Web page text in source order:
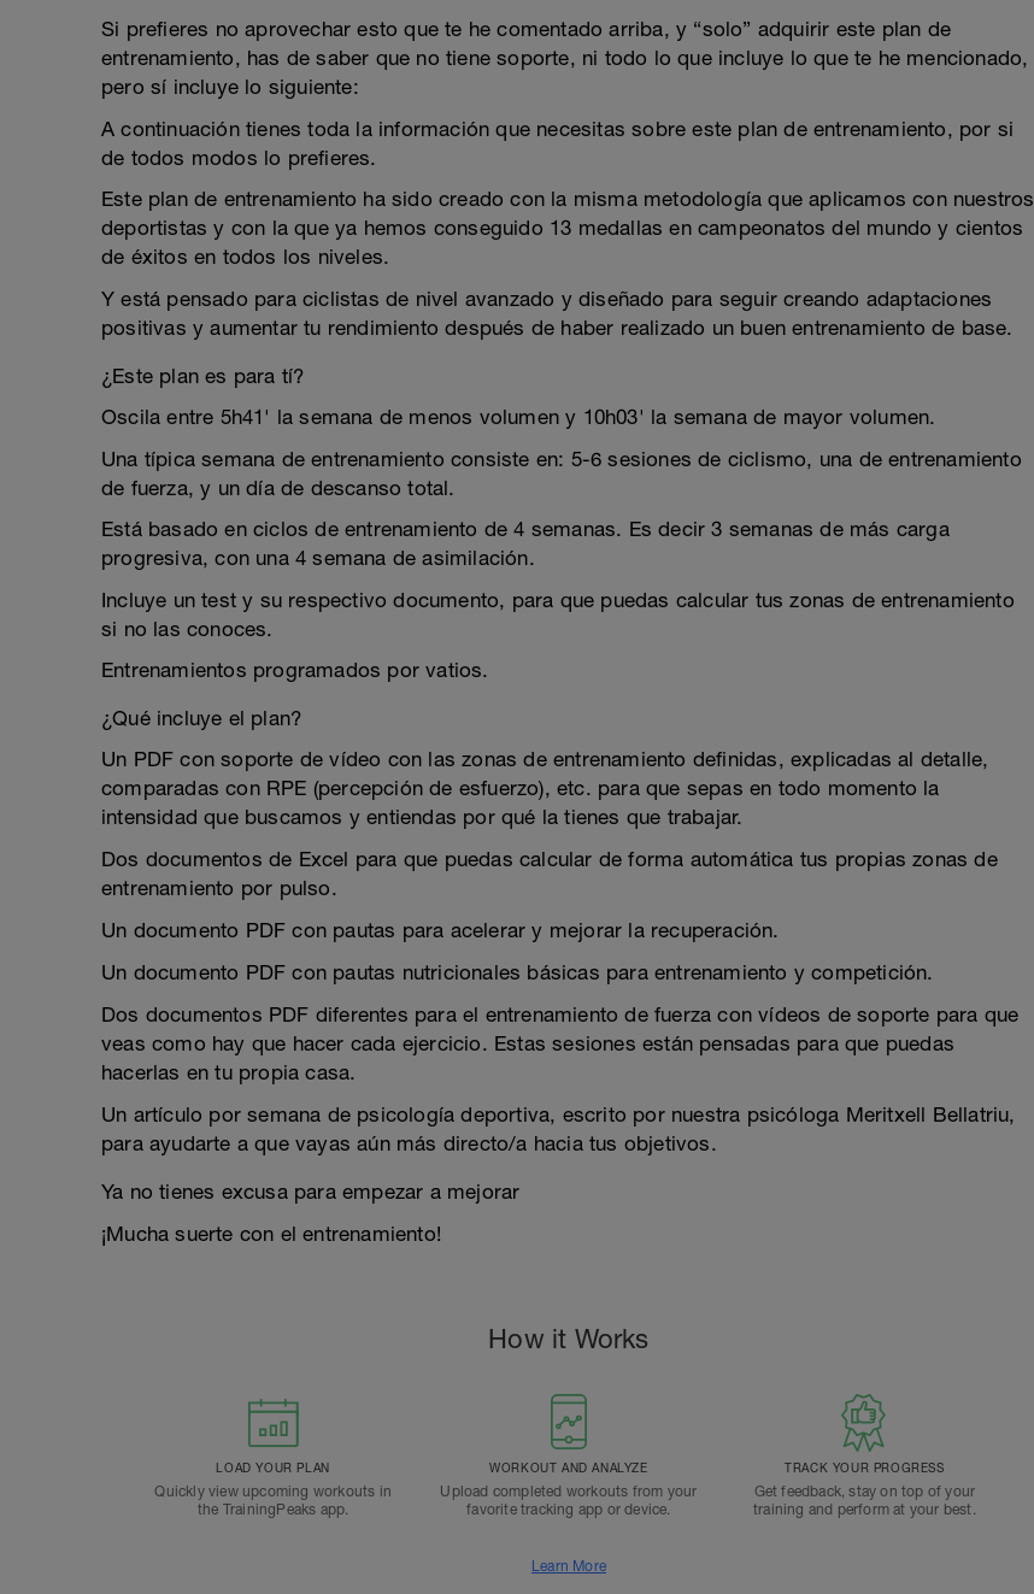
Si prefieres no aprovechar esto que te he comentado arriba, y “solo” adquirir este plan de
entrenamiento, has de saber que no tiene soporte, ni todo lo que incluye lo que te he mencionado,
pero sí incluye lo siguiente:
A continuación tienes toda la información que necesitas sobre este plan de entrenamiento, por si
de todos modos lo prefieres.
Este plan de entrenamiento ha sido creado con la misma metodología que aplicamos con nuestros
deportistas y con la que ya hemos conseguido 13 medallas en campeonatos del mundo y cientos
de éxitos en todos los niveles.
Y está pensado para ciclistas de nivel avanzado y diseñado para seguir creando adaptaciones
positivas y aumentar tu rendimiento después de haber realizado un buen entrenamiento de base.
¿Este plan es para tí?
Oscila entre 5h41' la semana de menos volumen y 10h03' la semana de mayor volumen.
Una típica semana de entrenamiento consiste en: 5-6 sesiones de ciclismo, una de entrenamiento
de fuerza, y un día de descanso total.
Está basado en ciclos de entrenamiento de 4 semanas. Es decir 3 semanas de más carga
progresiva, con una 4 semana de asimilación.
Incluye un test y su respectivo documento, para que puedas calcular tus zonas de entrenamiento
si no las conoces.
Entrenamientos programados por vatios.
¿Qué incluye el plan?
Un PDF con soporte de vídeo con las zonas de entrenamiento definidas, explicadas al detalle,
comparadas con RPE (percepción de esfuerzo), etc. para que sepas en todo momento la
intensidad que buscamos y entiendas por qué la tienes que trabajar.
Dos documentos de Excel para que puedas calcular de forma automática tus propias zonas de
entrenamiento por pulso.
Un documento PDF con pautas para acelerar y mejorar la recuperación.
Un documento PDF con pautas nutricionales básicas para entrenamiento y competición.
Dos documentos PDF diferentes para el entrenamiento de fuerza con vídeos de soporte para que
veas como hay que hacer cada ejercicio. Estas sesiones están pensadas para que puedas
hacerlas en tu propia casa.
Un artículo por semana de psicología deportiva, escrito por nuestra psicóloga Meritxell Bellatriu,
para ayudarte a que vayas aún más directo/a hacia tus objetivos.
Ya no tienes excusa para empezar a mejorar
¡Mucha suerte con el entrenamiento!
How it Works
LOAD YOUR PLAN
Quickly view upcoming workouts in
the TrainingPeaks app.
WORKOUT AND ANALYZE
Upload completed workouts from your
favorite tracking app or device.
TRACK YOUR PROGRESS
Get feedback, stay on top of your
training and perform at your best.
Learn More